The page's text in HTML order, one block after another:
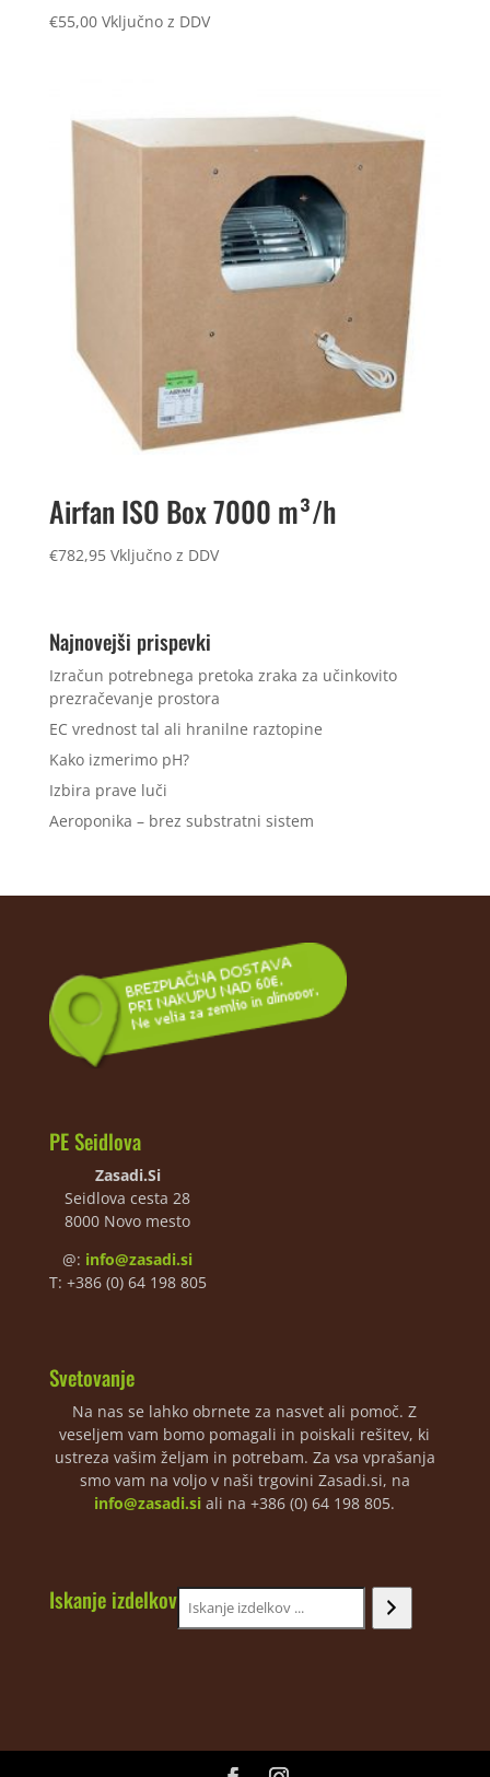
€55,00 Vključno z DDV
Airfan ISO Box 7000 m³/h
€782,95 Vključno z DDV
Najnovejši prispevki
Izračun potrebnega pretoka zraka za učinkovito
prezračevanje prostora
EC vrednost tal ali hranilne raztopine
Kako izmerimo pH?
Izbira prave luči
Aeroponika – brez substratni sistem
PE Seidlova
Zasadi.Si
Seidlova cesta 28
8000 Novo mesto
@: info@zasadi.si
T: +386 (0) 64 198 805
Svetovanje
Na nas se lahko obrnete za nasvet ali pomoč. Z
veseljem vam bomo pomagali in poiskali rešitev, ki
ustreza vašim željam in potrebam. Za vsa vprašanja
smo vam na voljo v naši trgovini Zasadi.si, na
info@zasadi.si ali na +386 (0) 64 198 805.
Iskanje izdelkov